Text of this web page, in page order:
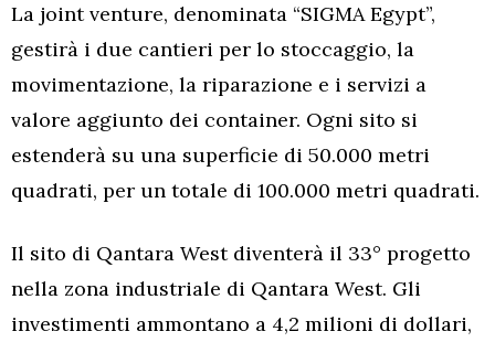
La joint venture, denominata “SIGMA Egypt”,
gestirà i due cantieri per lo stoccaggio, la
movimentazione, la riparazione e i servizi a
valore aggiunto dei container. Ogni sito si
estenderà su una superficie di 50.000 metri
quadrati, per un totale di 100.000 metri quadrati.
Il sito di Qantara West diventerà il 33° progetto
nella zona industriale di Qantara West. Gli
investimenti ammontano a 4,2 milioni di dollari,